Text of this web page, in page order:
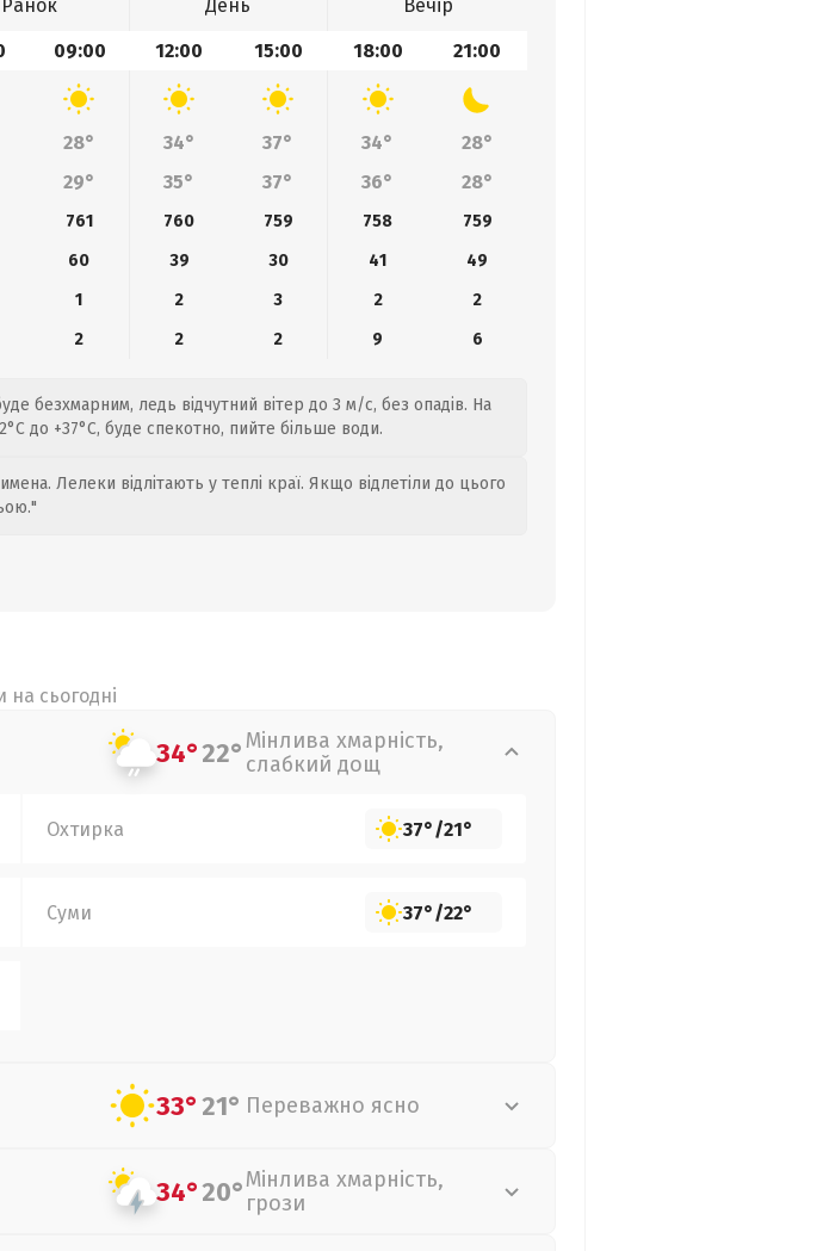
Ранок День
Вечір
09:00 12:00 15:00 18:00 21:00
28° 34° 37° 34°
28°
29° 35° 37° 36° 28°
761 760 759 758
759
60 39 30 41
49
1 2 3 2
2
2 2 2 9 6
безхмарним, ледь відчутний вітер до 3 м/с, без опадів. На
до +37°C, буде спекотно, пийте більше води.
Лелеки відлітають у теплі краї. Якщо відлетіли до цього
сьогодні
34°22°Мінлива хмарність,
слабкий дощ
Охтирка 37°/21°
Суми 37°/22°
33°21° Переважно ясно
34°20°Мінлива хмарність,
грози